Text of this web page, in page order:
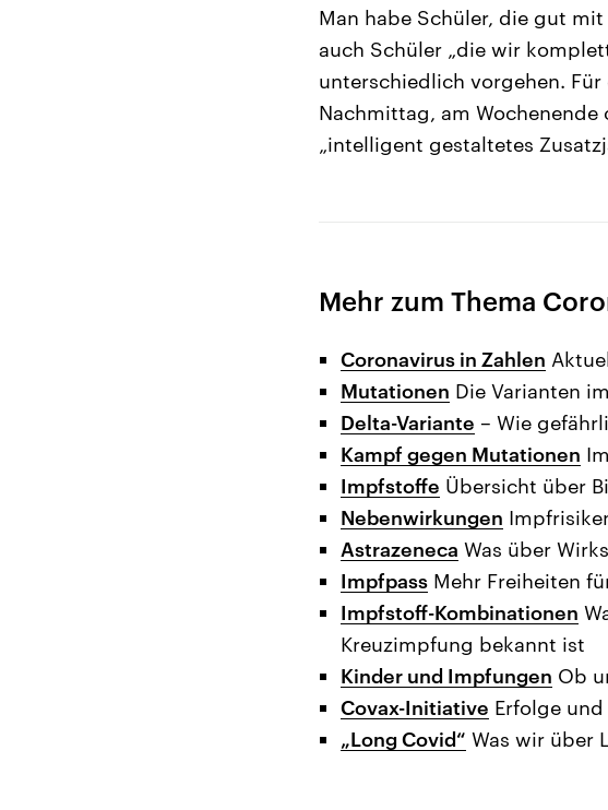
Man habe Schüler, die gut
auch Schüler „die wir
unterschiedlich vorgehen.
Nachmittag, am Wochenende
„intelligent gestaltetes
Mehr zum Thema
Coronavirus in Zahlen
Mutationen Die Varianten
Delta-Variante – Wie
Kampf gegen Mutationen
Impfstoffe Übersicht über
Nebenwirkungen
Astrazeneca Was über
Impfpass Mehr Freiheiten
Impfstoff-Kombinationen
Kreuzimpfung bekannt ist
Kinder und Impfungen Ob
Covax-Initiative Erfolge
„Long Covid“ Was wir über